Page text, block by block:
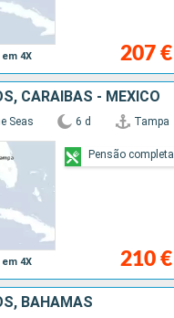
4X 207 €
CARAIBAS - MEXICO
4X
Seas 6 d Tampa
210 €
Pensão completa
BAHAMAS